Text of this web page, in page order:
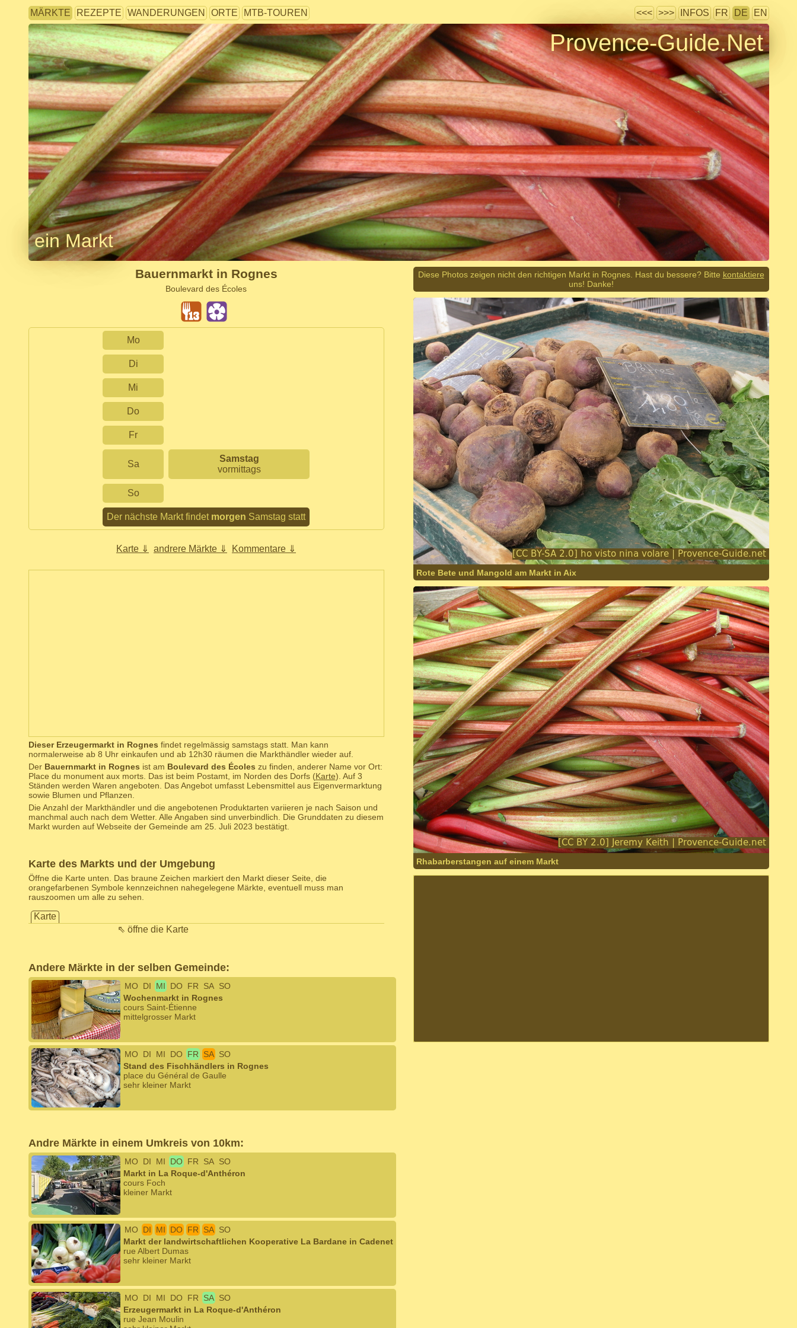
MÄRKTE REZEPTE WANDERUNGEN ORTE MTB-TOUREN <<< >>> INFOS FR DE EN
Provence-Guide.Net
ein Markt
Bauernmarkt in Rognes
Boulevard des Écoles
Mo
Di
Mi
Do
Fr
Sa
Samstag
vormittags
So
Der nächste Markt findet morgen Samstag statt
Karte ⇓ andrere Märkte ⇓ Kommentare ⇓
Dieser Erzeugermarkt in Rognes findet regelmässig samstags statt. Man kann
normalerweise ab 8 Uhr einkaufen und ab 12h30 räumen die Markthändler wieder auf.
Der Bauernmarkt in Rognes ist am Boulevard des Écoles zu finden, anderer Name vor Ort:
Place du monument aux morts. Das ist beim Postamt, im Norden des Dorfs (Karte). Auf 3
Ständen werden Waren angeboten. Das Angebot umfasst Lebensmittel aus Eigenvermarktung
sowie Blumen und Pflanzen.
Die Anzahl der Markthändler und die angebotenen Produktarten variieren je nach Saison und
manchmal auch nach dem Wetter. Alle Angaben sind unverbindlich. Die Grunddaten zu diesem
Markt wurden auf Webseite der Gemeinde am 25. Juli 2023 bestätigt.
Karte des Markts und der Umgebung
Öffne die Karte unten. Das braune Zeichen markiert den Markt dieser Seite, die
orangefarbenen Symbole kennzeichnen nahegelegene Märkte, eventuell muss man
rauszoomen um alle zu sehen.
Karte
⇖ öffne die Karte
Andere Märkte in der selben Gemeinde:
MO DI MI DO FR SA SO
Wochenmarkt in Rognes
cours Saint-Étienne
mittelgrosser Markt
MO DI MI DO FR SA SO
Stand des Fischhändlers in Rognes
place du Général de Gaulle
sehr kleiner Markt
Andre Märkte in einem Umkreis von 10km:
MO DI MI DO FR SA SO
Markt in La Roque-d'Anthéron
cours Foch
kleiner Markt
MO DI MI DO FR SA SO
Markt der landwirtschaftlichen Kooperative La Bardane in Cadenet
rue Albert Dumas
sehr kleiner Markt
MO DI MI DO FR SA SO
Erzeugermarkt in La Roque-d'Anthéron
rue Jean Moulin
Diese Photos zeigen nicht den richtigen Markt in Rognes. Hast du bessere? Bitte kontaktiere
uns! Danke!
Rote Bete und Mangold am Markt in Aix
Rhabarberstangen auf einem Markt